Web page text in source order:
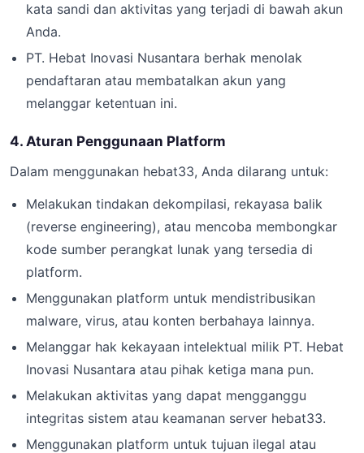
kata sandi dan aktivitas yang terjadi di bawah akun
Anda.
PT. Hebat Inovasi Nusantara berhak menolak
pendaftaran atau membatalkan akun yang
melanggar ketentuan ini.
4. Aturan Penggunaan Platform
Dalam menggunakan hebat33, Anda dilarang untuk:
Melakukan tindakan dekompilasi, rekayasa balik
(reverse engineering), atau mencoba membongkar
kode sumber perangkat lunak yang tersedia di
platform.
Menggunakan platform untuk mendistribusikan
malware, virus, atau konten berbahaya lainnya.
Melanggar hak kekayaan intelektual milik PT. Hebat
Inovasi Nusantara atau pihak ketiga mana pun.
Melakukan aktivitas yang dapat mengganggu
integritas sistem atau keamanan server hebat33.
Menggunakan platform untuk tujuan ilegal atau